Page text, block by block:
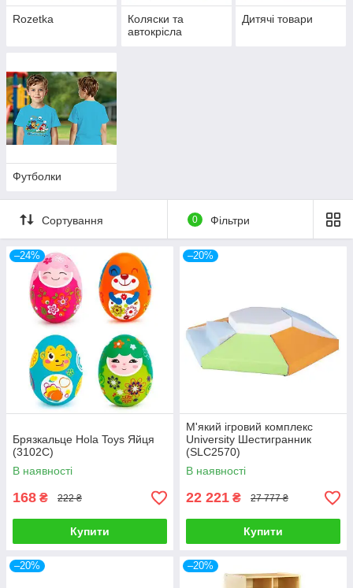
Rozetka
Коляски та
автокрісла
Дитячі товари
Футболки
Сортування 0 Фільтри
–24%
Брязкальце Hola Toys Яйця
(3102C)
В наявності
168 ₴ 222 ₴
Купити
–20%
М'який ігровий комплекс
University Шестигранник
(SLC2570)
В наявності
22 221 ₴ 27 777 ₴
Купити
–20% –20%